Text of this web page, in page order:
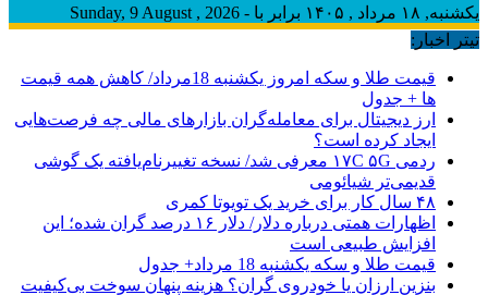
یکشنبه, ۱۸ مرداد , ۱۴۰۵ برابر با - Sunday, 9 August , 2026
تیتر اخبار:
قیمت طلا و سکه امروز یکشنبه 18مرداد/ کاهش همه قیمت
ها + جدول
ارز دیجیتال برای معامله‌گران بازارهای مالی چه فرصت‌هایی
ایجاد کرده است؟
ردمی ۱۷C ۵G معرفی شد/ نسخه تغییرنام‌یافته یک گوشی
قدیمی‌تر شیائومی
۴۸ سال کار برای خرید یک تویوتا کمری
اظهارات همتی درباره دلار/ دلار ۱۶ درصد گران شده؛ این
افزایش طبیعی است
قیمت طلا و سکه یکشنبه 18 مرداد+ جدول
بنزین ارزان یا خودروی گران؟ هزینه پنهان سوخت بی‌کیفیت